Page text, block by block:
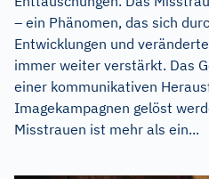
– ein Phänomen, das sich
Entwicklungen und
immer weiter verstärkt. Das
einer kommunikativen
Imagekampagnen gelöst
Misstrauen ist mehr als ein...